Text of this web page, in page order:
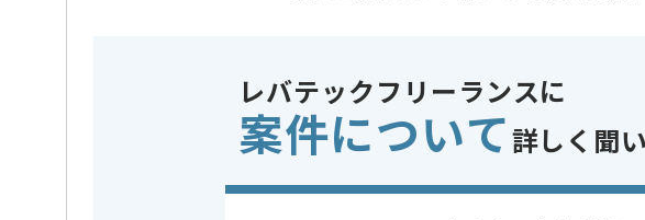
この案件のポイント 業界
業務内容
新規開発
レバテックフリーランスに
案件について 詳しく聞